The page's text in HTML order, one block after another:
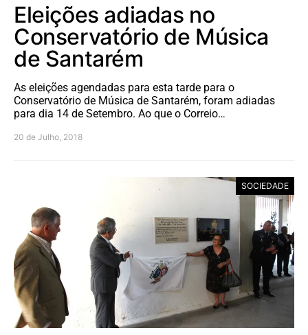
Eleições adiadas no
Conservatório de Música
de Santarém
As eleições agendadas para esta tarde para o
Conservatório de Música de Santarém, foram adiadas
para dia 14 de Setembro. Ao que o Correio…
20 de Julho, 2018
SOCIEDADE